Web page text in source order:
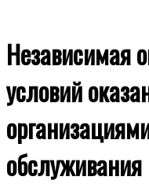
Независимая
условий
обслуживания